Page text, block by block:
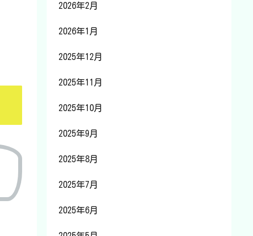
2026年2月
2026年1月
2025年12月
2025年11月
2025年10月
2025年9月
2025年8月
2025年7月
2025年6月